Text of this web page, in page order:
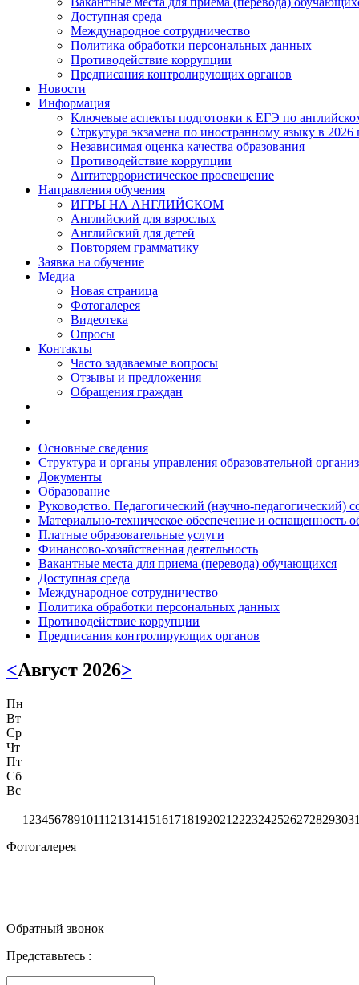
Доступная среда
Международное сотрудничество
Политика обработки персональных данных
Противодействие коррупции
Предписания контролирующих органов
Новости
Информация
Ключевые аспекты подготовки к ЕГЭ по
Стркутура экзамена по иностранному языку в 2026
Независимая оценка качества образования
Противодействие коррупции
Антитеррористическое просвещение
Направления обучения
ИГРЫ НА АНГЛИЙСКОМ
Английский для взрослых
Английский для детей
Повторяем грамматику
Заявка на обучение
Медиа
Новая страница
Фотогалерея
Видеотека
Опросы
Контакты
Часто задаваемые вопросы
Отзывы и предложения
Обращения граждан
Основные сведения
Структура и органы управления образовательной
Документы
Образование
Руководство. Педагогический (научно-педагогический)
Материально-техническое обеспечение и оснащенность
Платные образовательные услуги
Финансово-хозяйственная деятельность
Вакантные места для приема (перевода) обучающихся
Доступная среда
Международное сотрудничество
Политика обработки персональных данных
Противодействие коррупции
Предписания контролирующих органов
<Август 2026>
Пн
Вт
Ср
Чт
Пт
Сб
Вс
1 23456789101112131415161718192021 22232425262728293031
Фотогалерея
Обратный звонок
Представьтесь :